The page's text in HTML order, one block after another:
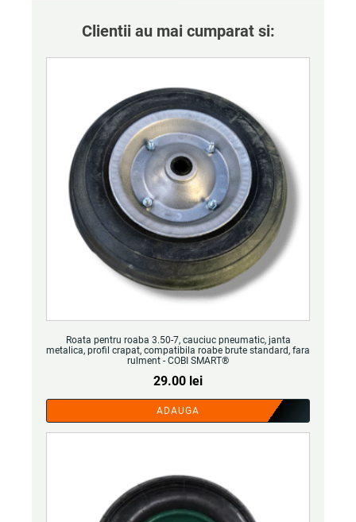
Clientii au mai cumparat si:
Roata pentru roaba 3.50-7, cauciuc pneumatic, janta
metalica, profil crapat, compatibila roabe brute standard, fara
rulment - COBI SMART®
29.00 lei
ADAUGA